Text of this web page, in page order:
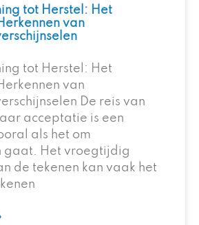
tot Herstel: Het
van
tot Herstel: Het
van
De reis van
acceptatie is een
als het om
gaat. Het vroegtijdig
de tekenen kan vaak het